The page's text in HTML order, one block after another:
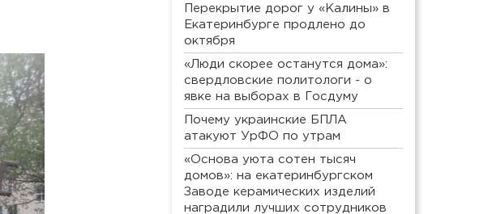
Перекрытие дорог у «Калины» в
Екатеринбурге продлено до
октября
«Люди скорее останутся дома»:
свердловские политологи - о
явке на выборах в Госдуму
Почему украинские БПЛА
атакуют УрФО по утрам
«Основа уюта сотен тысяч
домов»: на екатеринбургском
Заводе керамических изделий
наградили лучших сотрудников